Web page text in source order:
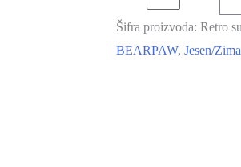
Šifra proizvoda: Retro
BEARPAW, Jesen/